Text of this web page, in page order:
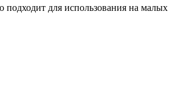
подходит для использования на малых